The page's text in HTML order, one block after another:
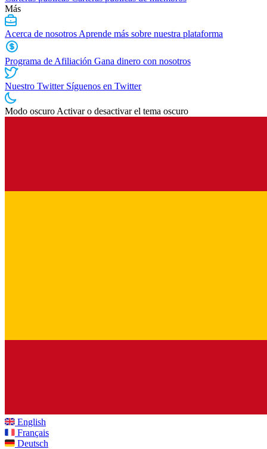
Más
Acerca de nosotros Aprende más sobre nuestra plataforma
Programa de Afiliación Gana dinero con nosotros
Nuestro Twitter Síguenos en Twitter
Modo oscuro Activar o desactivar el tema oscuro
English
Français
Deutsch